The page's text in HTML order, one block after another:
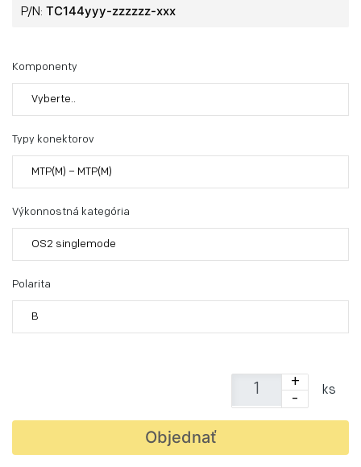
P/N: TC144yyy-zzzzzz-xxx
Komponenty
Vyberte..
Typy konektorov
MTP(M) – MTP(M)
Výkonnostná kategória
OS2 singlemode
Polarita
B
+
-
ks
Objednať